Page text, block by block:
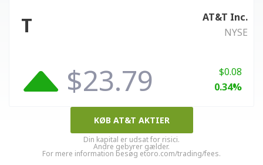
T
AT&T Inc.
NYSE
$23.79
$0.08
0.34%
KØB AT&T AKTIER
Din kapital er udsat for risici.
Andre gebyrer gælder.
For mere information besøg etoro.com/trading/fees.